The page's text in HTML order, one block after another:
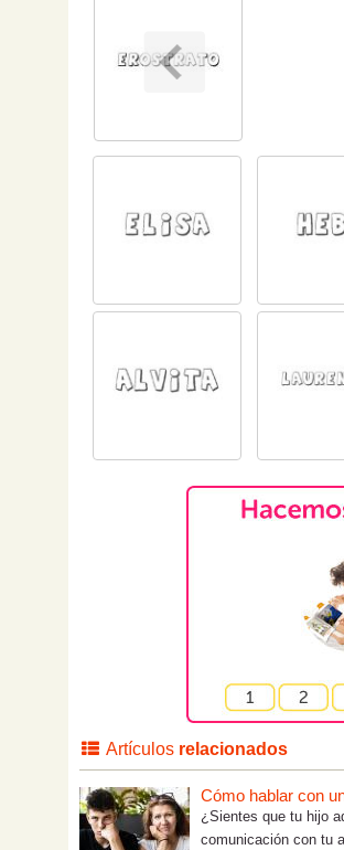
Artículos relacionados
Cómo hablar con
¿Sientes que tu hijo
comunicación con tu